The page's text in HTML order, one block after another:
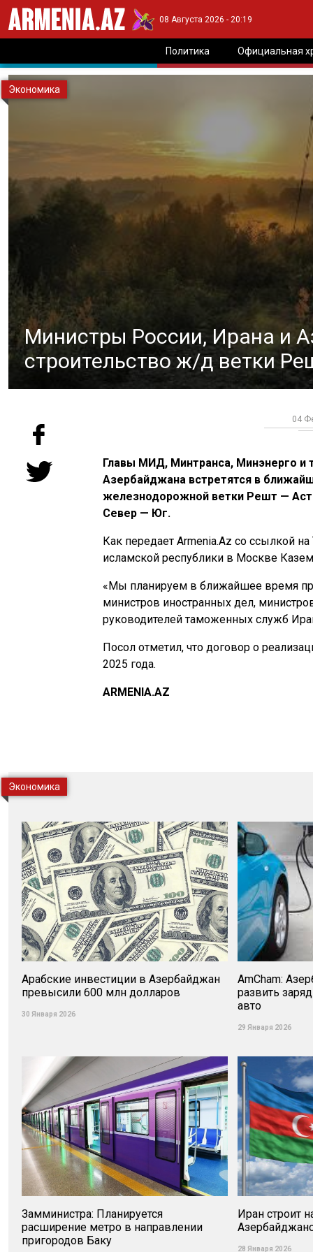
08 Августа 2026 - 20:19
Политика Официальная
Министры России, Ирана и
строительство ж/д ветки
Экономика
04
Главы МИД, Минтранса, Минэнерго
Азербайджана встретятся в
железнодорожной ветки Решт —
Север — Юг.
Как передает Armenia.Az со ссылкой
исламской республики в Москве
«Мы планируем в ближайшее время
министров иностранных дел,
руководителей таможенных служб
Посол отметил, что договор о
2025 года.
ARMENIA.AZ
Экономика
Арабские инвестиции в Азербайджан
превысили 600 млн долларов
30 Января 2026
AmCham:
развить
авто
29 Января 2026
Замминистра: Планируется
расширение метро в направлении
пригородов Баку
Иран строит
28 Января 2026